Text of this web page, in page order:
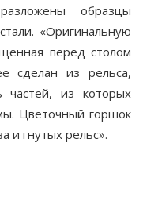
образцы
«Оригинальную
перед столом
сделан из рельса,
частей, из которых
Цветочный горшок
и гнутых рельс».